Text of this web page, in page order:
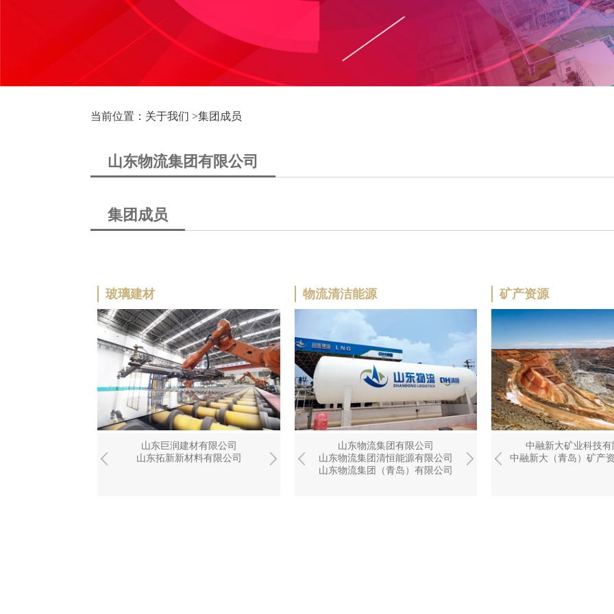
当前位置：关于我们 >集团成员
山东物流集团有限公司
集团成员
玻璃建材
山东巨润建材有限公司
山东拓新新材料有限公司
山东巨润建材有限公司
山东拓新新材料有限公司
物流清洁能源
山东龙融招投标代理有限公司
山东焦化企业集团实业有限公司
山东物流集团有限公司
山东物流集团清恒能源有限公司
山东物流集团（青岛）有限公司
青岛大宗商品交易中心有
山东清达新能源发展有
矿产资源
中融新大矿业科技有限公司
中融新大（青岛）矿产资源有限公司
中融新大矿业科技有
中国（青岛）联
山东铁雄晨晰环保